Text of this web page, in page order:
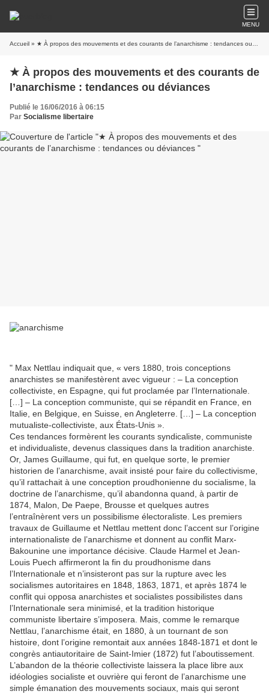
MENU
Accueil » ★ À propos des mouvements et des courants de l’anarchisme : tendances ou déviances
★ À propos des mouvements et des courants de
l’anarchisme : tendances ou déviances
Publié le 16/06/2016 à 06:15
Par Socialisme libertaire
" Max Nettlau indiquait que, « vers 1880, trois conceptions
anarchistes se manifestèrent avec vigueur : – La conception
collectiviste, en Espagne, qui fut proclamée par l’Internationale.
[…] – La conception communiste, qui se répandit en France, en
Italie, en Belgique, en Suisse, en Angleterre. […] – La conception
mutualiste-collectiviste, aux États-Unis ».
Ces tendances formèrent les courants syndicaliste, communiste
et individualiste, devenus classiques dans la tradition anarchiste.
Or, James Guillaume, qui fut, en quelque sorte, le premier
historien de l’anarchisme, avait insisté pour faire du collectivisme,
qu’il rattachait à une conception proudhonienne du socialisme, la
doctrine de l’anarchisme, qu’il abandonna quand, à partir de
1874, Malon, De Paepe, Brousse et quelques autres
l’entraînèrent vers un possibilisme électoraliste. Les premiers
travaux de Guillaume et Nettlau mettent donc l’accent sur l’origine
internationaliste de l’anarchisme et donnent au conflit Marx-
Bakounine une importance décisive. Claude Harmel et Jean-
Louis Puech affirmeront la fin du proudhonisme dans
l’Internationale et n’insisteront pas sur la rupture avec les
socialismes autoritaires en 1848, 1863, 1871, et après 1874 le
conflit qui opposa anarchistes et socialistes possibilistes dans
l’Internationale sera minimisé, et la tradition historique
communiste libertaire s’imposera. Mais, comme le remarque
Nettlau, l’anarchisme était, en 1880, à un tournant de son
histoire, dont l’origine remontait aux années 1848-1871 et dont le
congrès antiautoritaire de Saint-Imier (1872) fut l’aboutissement.
L’abandon de la théorie collectiviste laissera la place libre aux
idéologies socialiste et ouvrière qui feront de l’anarchisme une
simple émanation des mouvements sociaux, mais qui seront